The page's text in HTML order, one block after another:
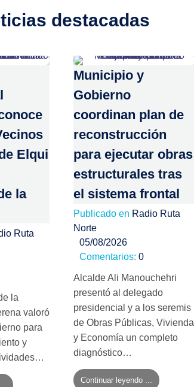
destacadas
Elqui
la
Ruta
la
valoró
para
y
Municipio y
Gobierno
coordinan plan de
reconstrucción
para ejecutar obras
estructurales tras
el sistema frontal
Publicado en Radio Ruta
Norte
05/08/2026
Comentarios: 0
Alcalde Ali Manouchehri
presentó al delegado
presidencial y a los seremis
de Obras Públicas, Vivienda
y Economía un completo
diagnóstico…
Continuar leyendo ...